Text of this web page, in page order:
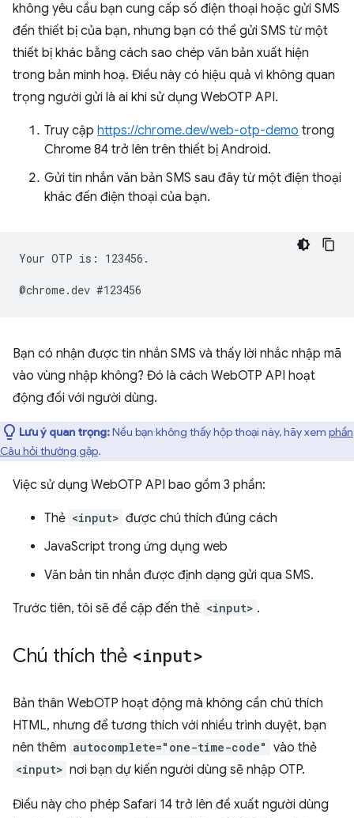
không yêu cầu bạn cung cấp số điện thoại hoặc gửi SMS
đến thiết bị của bạn, nhưng bạn có thể gửi SMS từ một
thiết bị khác bằng cách sao chép văn bản xuất hiện
trong bản minh hoạ. Điều này có hiệu quả vì không quan
trọng người gửi là ai khi sử dụng WebOTP API.
Truy cập https://chrome.dev/web-otp-demo trong
Chrome 84 trở lên trên thiết bị Android.
Gửi tin nhắn văn bản SMS sau đây từ một điện thoại
khác đến điện thoại của bạn.
Your OTP is: 123456.
Bạn có nhận được tin nhắn SMS và thấy lời nhắc nhập mã
vào vùng nhập không? Đó là cách WebOTP API hoạt
động đối với người dùng.
Lưu ý quan trọng:Nếu bạn không thấy hộp thoại này, hãy xem phần
Câu hỏi thường gặp.
Việc sử dụng WebOTP API bao gồm 3 phần:
Thẻ <input> được chú thích đúng cách
JavaScript trong ứng dụng web
Văn bản tin nhắn được định dạng gửi qua SMS.
Trước tiên, tôi sẽ đề cập đến thẻ <input> .
Chú thích thẻ <input>
Bản thân WebOTP hoạt động mà không cần chú thích
HTML, nhưng để tương thích với nhiều trình duyệt, bạn
nên thêm autocomplete="one-time-code" vào thẻ
<input> nơi bạn dự kiến người dùng sẽ nhập OTP.
Điều này cho phép Safari 14 trở lên đề xuất người dùng